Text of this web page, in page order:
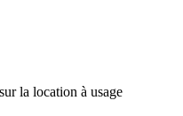
la location à usage